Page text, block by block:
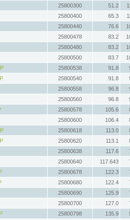
25800300 51.2
25800400 65.3
25800440 76.6
25800478 83.2
25800480 83.2
25800500 83.7
25800538 91.8
25800540 91.8
25800558 96.8
25800560 96.8
25800578 105.6
25800600 106.4
25800618 113.0
25800620 113.1
25800638 117.6
25800640 117.643
25800678 122.3
25800680 122.4
25800690 125.9
25800700 127.0
25800798 135.9